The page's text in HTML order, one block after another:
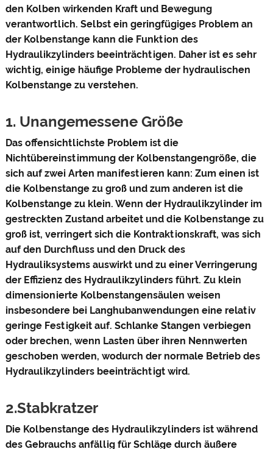
den Kolben wirkenden Kraft und Bewegung
verantwortlich. Selbst ein geringfügiges Problem an
der Kolbenstange kann die Funktion des
Hydraulikzylinders beeinträchtigen. Daher ist es sehr
wichtig, einige häufige Probleme der hydraulischen
Kolbenstange zu verstehen.
1. Unangemessene Größe
Das offensichtlichste Problem ist die
Nichtübereinstimmung der Kolbenstangengröße, die
sich auf zwei Arten manifestieren kann: Zum einen ist
die Kolbenstange zu groß und zum anderen ist die
Kolbenstange zu klein. Wenn der Hydraulikzylinder im
gestreckten Zustand arbeitet und die Kolbenstange zu
groß ist, verringert sich die Kontraktionskraft, was sich
auf den Durchfluss und den Druck des
Hydrauliksystems auswirkt und zu einer Verringerung
der Effizienz des Hydraulikzylinders führt. Zu klein
dimensionierte Kolbenstangensäulen weisen
insbesondere bei Langhubanwendungen eine relativ
geringe Festigkeit auf. Schlanke Stangen verbiegen
oder brechen, wenn Lasten über ihren Nennwerten
geschoben werden, wodurch der normale Betrieb des
Hydraulikzylinders beeinträchtigt wird.
2.Stabkratzer
Die Kolbenstange des Hydraulikzylinders ist während
des Gebrauchs anfällig für Schläge durch äußere